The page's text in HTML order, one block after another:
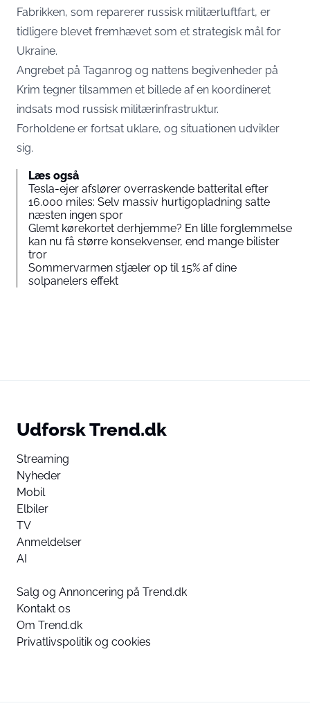
Fabrikken, som reparerer russisk militærluftfart, er
tidligere blevet fremhævet som et strategisk mål for
Ukraine.
Angrebet på Taganrog og nattens begivenheder på
Krim tegner tilsammen et billede af en koordineret
indsats mod russisk militærinfrastruktur.
Forholdene er fortsat uklare, og situationen udvikler
sig.
Læs også
Tesla-ejer afslører overraskende batterital efter
16.000 miles: Selv massiv hurtigopladning satte
næsten ingen spor
Glemt kørekortet derhjemme? En lille forglemmelse
kan nu få større konsekvenser, end mange bilister
tror
Sommervarmen stjæler op til 15% af dine
solpanelers effekt
Udforsk Trend.dk
Streaming
Nyheder
Mobil
Elbiler
TV
Anmeldelser
AI
Salg og Annoncering på Trend.dk
Kontakt os
Om Trend.dk
Privatlivspolitik og cookies